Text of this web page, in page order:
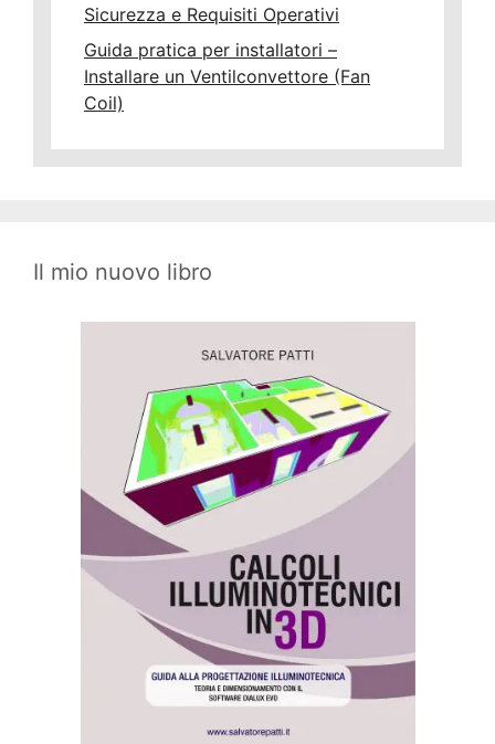
Sicurezza e Requisiti Operativi
Guida pratica per installatori –
Installare un Ventilconvettore (Fan
Coil)
Il mio nuovo libro